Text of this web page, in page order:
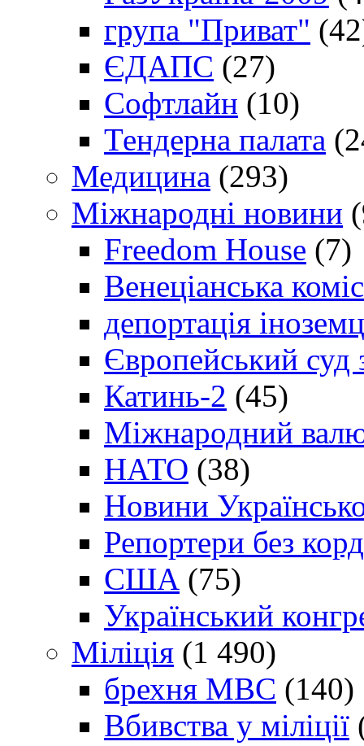
група "Приват"
ЄДАПС (27)
Софтлайн (10)
Тендерна палата
Медицина (293)
Міжнародні новини
Freedom House (7)
Венеціанська
депортація
Європейський
Катинь-2 (45)
Міжнародний
НАТО (38)
Новини
Репортери без
США (75)
Український
Міліція (1 490)
брехня МВС (140)
Вбивства у міліції